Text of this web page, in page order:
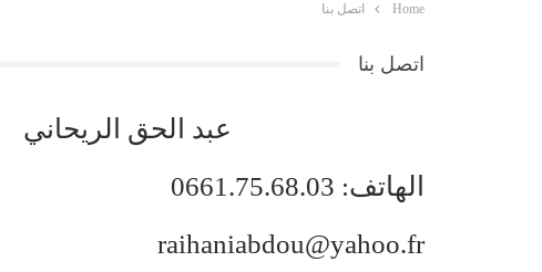
Home اتصل بنا
اتصل بنا
عبد الحق الريحاني
الهاتف: 0661.75.68.03
raihaniabdou@yahoo.fr